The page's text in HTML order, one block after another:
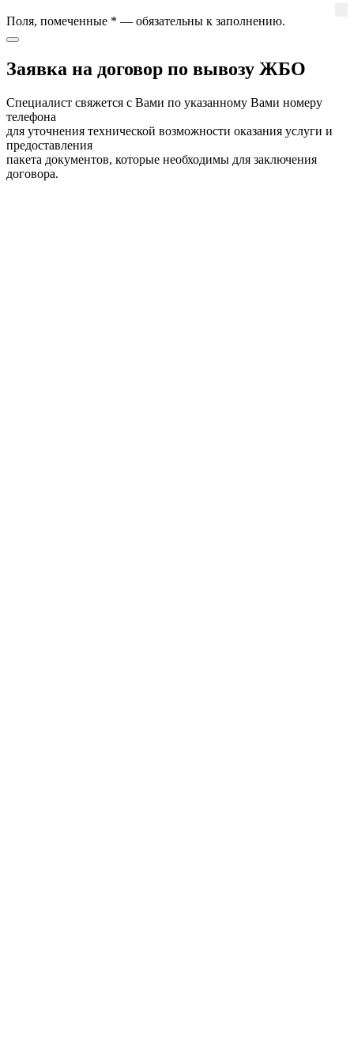
Поля, помеченные * — обязательны к заполнению.
Заявка на договор по вывозу ЖБО
Специалист свяжется с Вами по указанному Вами номеру
телефона
для уточнения технической возможности оказания услуги и
предоставления
пакета документов, которые необходимы для заключения
договора.